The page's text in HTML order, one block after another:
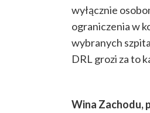
wyłącznie
ograniczenia w
wybranych
DRL grozi za to
Wina Zachodu,